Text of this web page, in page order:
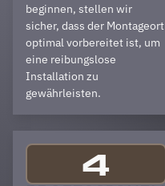
beginnen, stellen wir
sicher, dass der Montageort
optimal vorbereitet ist, um
eine reibungslose
Installation zu
gewährleisten.
4